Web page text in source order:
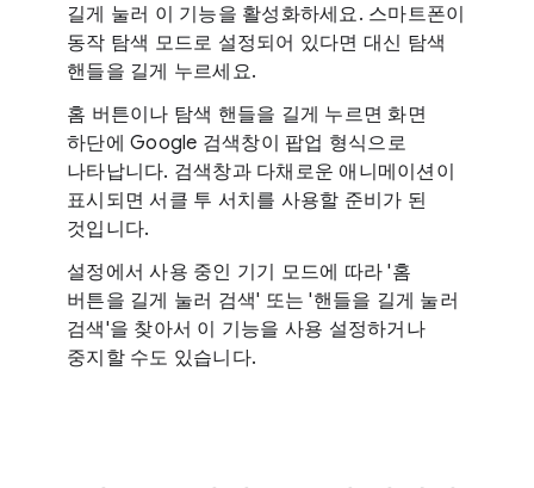
길게 눌러 이 기능을 활성화하세요. 스마트폰이
동작 탐색 모드로 설정되어 있다면 대신 탐색
핸들을 길게 누르세요.
홈 버튼이나 탐색 핸들을 길게 누르면 화면
하단에 Google 검색창이 팝업 형식으로
나타납니다. 검색창과 다채로운 애니메이션이
표시되면 서클 투 서치를 사용할 준비가 된
것입니다.
설정에서 사용 중인 기기 모드에 따라 '홈
버튼을 길게 눌러 검색' 또는 '핸들을 길게 눌러
검색'을 찾아서 이 기능을 사용 설정하거나
중지할 수도 있습니다.